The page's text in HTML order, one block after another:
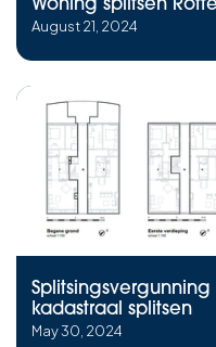
Woning splitsen
August 21, 2024
kadastraal splitsen
May 30, 2024